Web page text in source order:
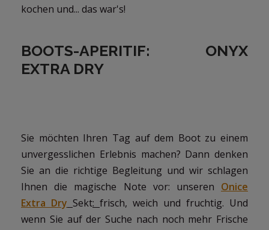
kochen und... das war's!
BOOTS-APERITIF: ONYX
EXTRA DRY
Sie möchten Ihren Tag auf dem Boot zu einem
unvergesslichen Erlebnis machen? Dann denken
Sie an die richtige Begleitung und wir schlagen
Ihnen die magische Note vor: unseren Onice
Extra Dry Sekt: frisch, weich und fruchtig. Und
wenn Sie auf der Suche nach noch mehr Frische